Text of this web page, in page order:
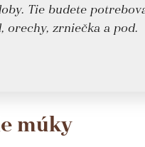
Tie budete
orechy, zrniečka a pod.
múky